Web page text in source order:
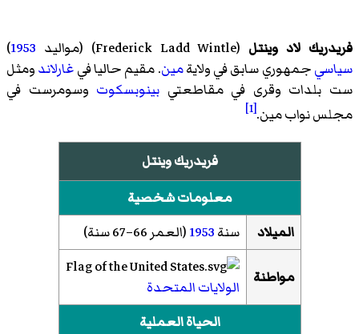
فريدريك لاد وينتل (
Frederick Ladd Wintle)‏ (مواليد 1953
)
سياسيجمهوري سابق في ولايةمين. مقيم حاليا فيغارلاندومثل
ست بلدات وقرى في مقاطعتي بينوبسكوت وسومرست في
مجلس نواب مين.[1]
فريدريك وينتل
معلومات شخصية
الميلاد
سنة1953(العمر 66–67 سنة)
مواطنة
الولايات المتحدة
الحياة العملية